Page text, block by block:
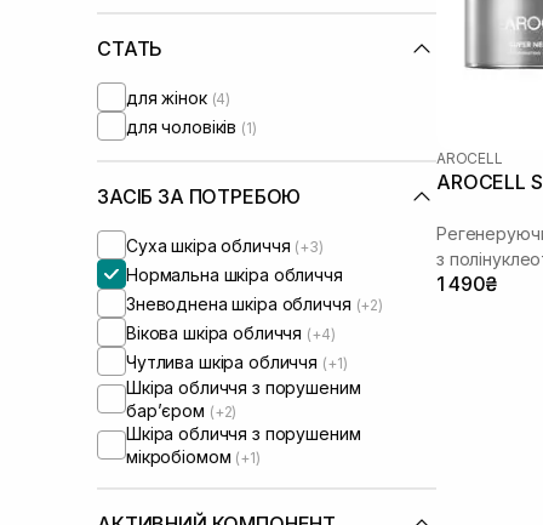
Genesis(+2)
HydroPeptide
IS Clinical(+8)
Image Skincare(+1)
Instytutum(+12)
Lagom (+1)
Manyo Factory(+4)
Medicube(+7)
Medik8(+10)
Melume(+3)
Needly(+8)
OMI(+1)
Perolite(+3)
Purito(+3)
Question and Answer(+2)
Real Barrier(+3)
СТАТЬ
для жінок (4)
для чоловіків (1)
ЗАСІБ ЗА ПОТРЕБОЮ
Суха шкіра обличчя (+3)
Нормальна шкіра обличчя
Зневоднена шкіра обличчя (+2)
Вікова шкіра обличчя (+4)
Чутлива шкіра обличчя (+1)
Шкіра обличчя з порушеним
барʼєром (+2)
Шкіра обличчя з порушеним
мікробіомом (+1)
AROCELL
AROCELL
з
1 490₴